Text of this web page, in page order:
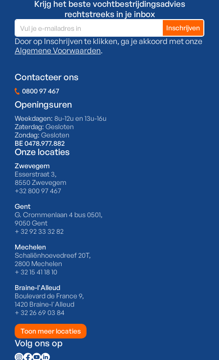
Krijg het beste vochtbestrijdingsadvies
rechtstreeks in je inbox
Door op Inschrijven te klikken, ga je akkoord met onze
Algemene Voorwaarden.
Contacteer ons
0800 97 467
Openingsuren
Weekdagen: 8u-12u en 13u-16u
Zaterdag: Gesloten
Zondag: Gesloten
BE 0478.977.882
Onze locaties
Zwevegem
Esserstraat 3,
8550 Zwevegem
+32 800 97 467
Gent
G. Crommenlaan 4 bus 0501,
9050 Gent
+ 32 92 33 32 82
Mechelen
Schaliënhoevedreef 20T,
2800 Mechelen
+ 32 15 41 18 10
Braine-l'Alleud
Boulevard de France 9,
1420 Braine-l'Alleud
+ 32 26 69 03 84
Toon meer locaties
Volg ons op